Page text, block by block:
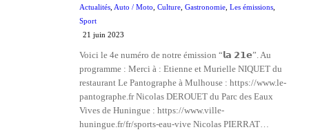
Actualités Auto / Moto Culture Gastronomie Les émissions
Sport
21 juin 2023
Voici le 4e numéro de notre émission “𝗹𝗮 𝟮𝟭𝗲”. Au
programme : Merci à : Etienne et Murielle NIQUET du
restaurant Le Pantographe à Mulhouse : https://www.le-
pantographe.fr Nicolas DEROUET du Parc des Eaux
Vives de Huningue : https://www.ville-
huningue.fr/fr/sports-eau-vive Nicolas PIERRAT…